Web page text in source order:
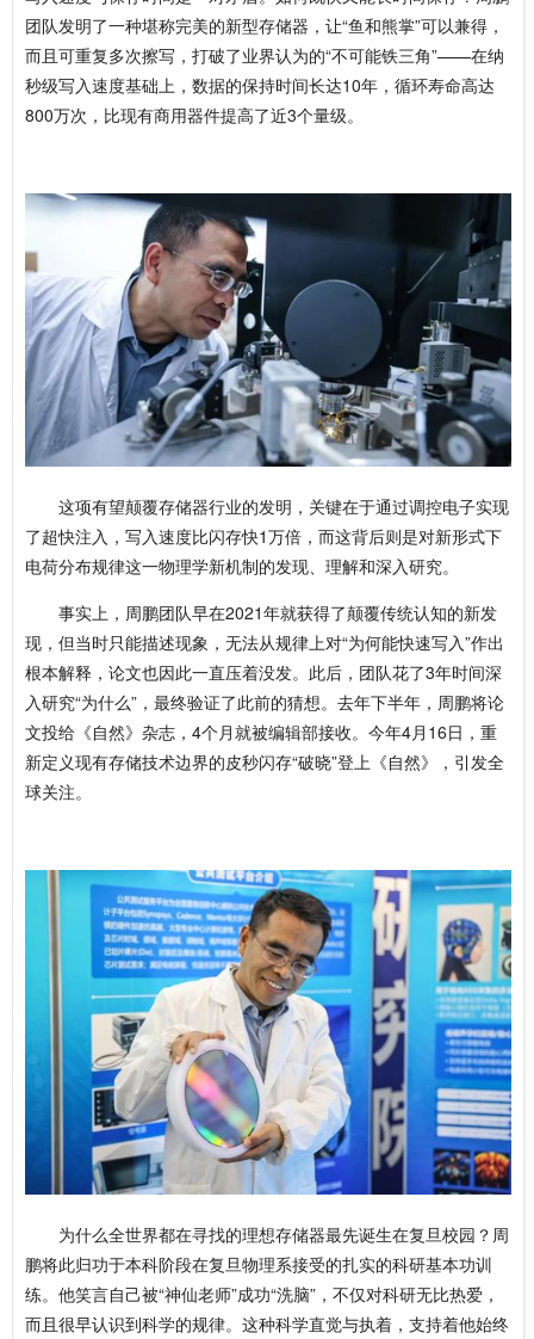
团队发明了一种堪称完美的新型存储器，让“鱼和熊掌”可以兼得，
而且可重复多次擦写，打破了业界认为的“不可能铁三角”——在纳
秒级写入速度基础上，数据的保持时间长达10年，循环寿命高达
800万次，比现有商用器件提高了近3个量级。
这项有望颠覆存储器行业的发明，关键在于通过调控电子实现
了超快注入，写入速度比闪存快1万倍，而这背后则是对新形式下
电荷分布规律这一物理学新机制的发现、理解和深入研究。
事实上，周鹏团队早在2021年就获得了颠覆传统认知的新发
现，但当时只能描述现象，无法从规律上对“为何能快速写入”作出
根本解释，论文也因此一直压着没发。此后，团队花了3年时间深
入研究“为什么”，最终验证了此前的猜想。去年下半年，周鹏将论
文投给《自然》杂志，4个月就被编辑部接收。今年4月16日，重
新定义现有存储技术边界的皮秒闪存“破晓”登上《自然》，引发全
球关注。
为什么全世界都在寻找的理想存储器最先诞生在复旦校园？周
鹏将此归功于本科阶段在复旦物理系接受的扎实的科研基本功训
练。他笑言自己被“神仙老师”成功“洗脑”，不仅对科研无比热爱，
而且很早认识到科学的规律。这种科学直觉与执着，支持着他始终